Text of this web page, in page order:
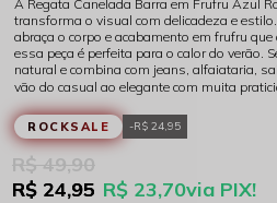
A Regata Canelada Barra em Frufru Azul
transforma o visual com delicadeza e
abraça o corpo e acabamento em frufru
essa peça é perfeita para o calor do verão.
natural e combina com jeans, alfaiataria,
vão do casual ao elegante com muita
ROCKSALE R$ 24,95
R$ 23,70via PIX!
R$ 49,90
R$ 24,95